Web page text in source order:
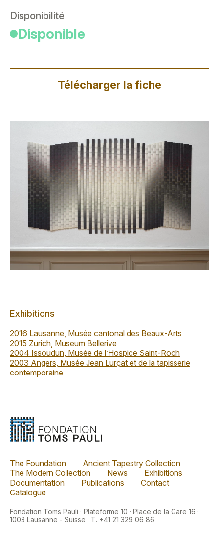
Disponibilité
Disponible
Télécharger la fiche
Exhibitions
2016 Lausanne, Musée cantonal des Beaux-Arts
2015 Zurich, Museum Bellerive
2004 Issoudun, Musée de l’Hospice Saint-Roch
2003 Angers, Musée Jean Lurçat et de la tapisserie
contemporaine
The Foundation
Ancient Tapestry Collection
The Modern Collection
News
Exhibitions
Documentation
Publications
Contact
Catalogue
Fondation Toms Pauli · Plateforme 10 · Place de la Gare 16 ·
1003 Lausanne - Suisse · T. +41 21 329 06 86